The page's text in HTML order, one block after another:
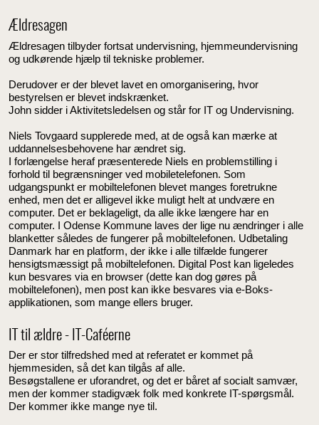
Ældresagen
Ældresagen tilbyder fortsat undervisning, hjemmeundervisning
og udkørende hjælp til tekniske problemer.
Derudover er der blevet lavet en omorganisering, hvor
bestyrelsen er blevet indskrænket.
John sidder i Aktivitetsledelsen og står for IT og Undervisning.
Niels Tovgaard supplerede med, at de også kan mærke at
uddannelsesbehovene har ændret sig.
I forlængelse heraf præsenterede Niels en problemstilling i
forhold til begrænsninger ved mobiletelefonen. Som
udgangspunkt er mobiltelefonen blevet manges foretrukne
enhed, men det er alligevel ikke muligt helt at undvære en
computer. Det er beklageligt, da alle ikke længere har en
computer. I Odense Kommune laves der lige nu ændringer i alle
blanketter således de fungerer på mobiltelefonen. Udbetaling
Danmark har en platform, der ikke i alle tilfælde fungerer
hensigtsmæssigt på mobiltelefonen. Digital Post kan ligeledes
kun besvares via en browser (dette kan dog gøres på
mobiltelefonen), men post kan ikke besvares via e-Boks-
applikationen, som mange ellers bruger.
IT til ældre - IT-Caféerne
Der er stor tilfredshed med at referatet er kommet på
hjemmesiden, så det kan tilgås af alle.
Besøgstallene er uforandret, og det er båret af socialt samvær,
men der kommer stadigvæk folk med konkrete IT-spørgsmål.
Der kommer ikke mange nye til.